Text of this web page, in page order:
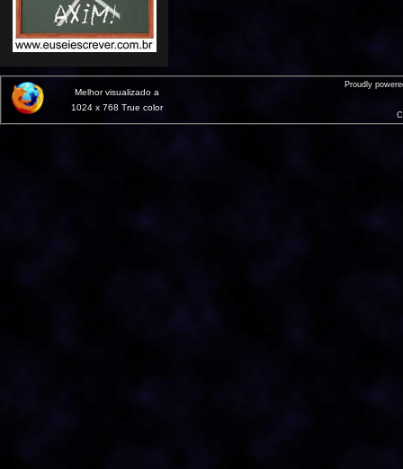
Melhor visualizado a
1024 x 768 True color
Proudly